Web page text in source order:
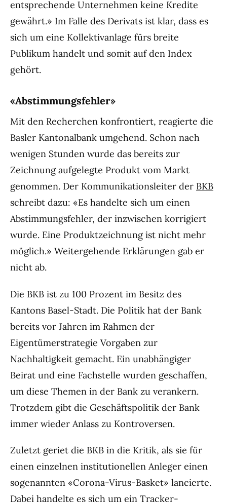
entsprechende Unternehmen keine Kredite
gewährt.» Im Falle des Derivats ist klar, dass es
sich um eine Kollektivanlage fürs breite
Publikum handelt und somit auf den Index
gehört.
«Abstimmungsfehler»
Mit den Recherchen konfrontiert, reagierte die
Basler Kantonalbank umgehend. Schon nach
wenigen Stunden wurde das bereits zur
Zeichnung aufgelegte Produkt vom Markt
genommen. Der Kommunikationsleiter der BKB
schreibt dazu: «Es handelte sich um einen
Abstimmungsfehler, der inzwischen korrigiert
wurde. Eine Produktzeichnung ist nicht mehr
möglich.» Weitergehende Erklärungen gab er
nicht ab.
Die BKB ist zu 100 Prozent im Besitz des
Kantons Basel-Stadt. Die Politik hat der Bank
bereits vor Jahren im Rahmen der
Eigentümerstrategie Vorgaben zur
Nachhaltigkeit gemacht. Ein unabhängiger
Beirat und eine Fachstelle wurden geschaffen,
um diese Themen in der Bank zu verankern.
Trotzdem gibt die Geschäftspolitik der Bank
immer wieder Anlass zu Kontroversen.
Zuletzt geriet die BKB in die Kritik, als sie für
einen einzelnen institutionellen Anleger einen
sogenannten «Corona-Virus-Basket» lancierte.
Dabei handelte es sich um ein Tracker-